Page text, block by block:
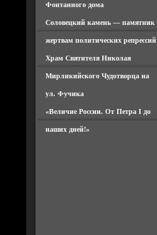
Фонтанного дома
Соловецкий камень — памятник
жертвам политических репрессий
Храм Святителя Николая
Мирликийского Чудотворца на
ул. Фучика
«Величие России. От Петра I до
наших дней!»